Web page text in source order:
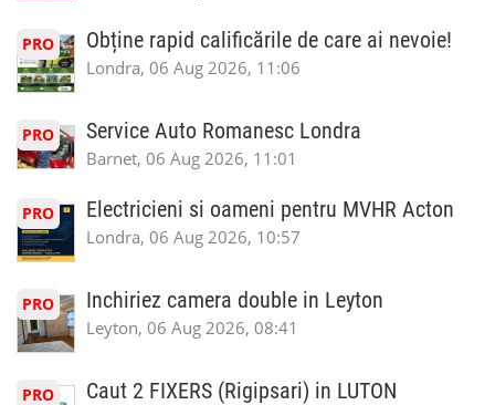
PRO Obține rapid calificările de care ai nevoie!
Londra, 06 Aug 2026, 11:06
PRO Service Auto Romanesc Londra
Barnet, 06 Aug 2026, 11:01
PRO Electricieni si oameni pentru MVHR Acton
Londra, 06 Aug 2026, 10:57
PRO Inchiriez camera double in Leyton
Leyton, 06 Aug 2026, 08:41
PRO Caut 2 FIXERS (Rigipsari) in LUTON